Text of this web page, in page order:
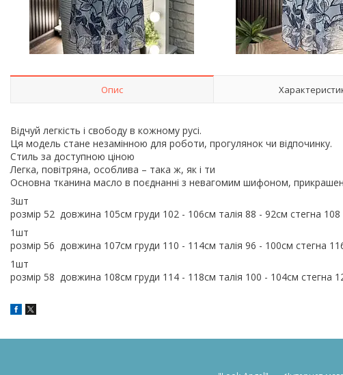
Опис
Відчуй легкість і свободу в кожному русі.
Ця модель стане незамінною для роботи, прогулянок чи відпочинку.
Стиль за доступною ціною
Легка, повітряна, особлива – така ж, як і ти
Основна тканина масло в поєднанні з невагомим шифоном,
3шт
розмір 52 довжина 105см груди 102 - 106см талія 88 - 92см стегна
1шт
розмір 56 довжина 107см груди 110 - 114см талія 96 - 100см стегна
1шт
розмір 58 довжина 108см груди 114 - 118см талія 100 - 104см стегна